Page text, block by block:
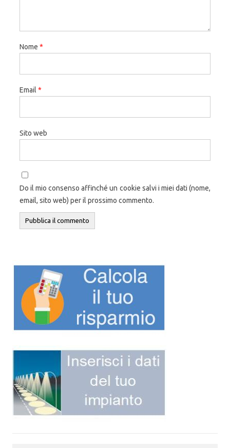
Nome *
Email *
Sito web
Do il mio consenso affinché un cookie salvi i miei dati (nome,
email, sito web) per il prossimo commento.